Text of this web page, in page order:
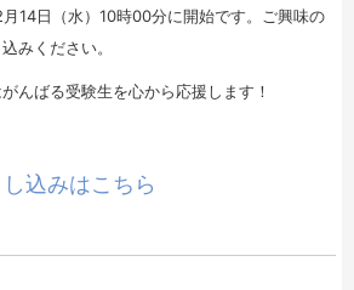
14日（水）10時00分に開始です。ご興味の
みください。
んばる受験生を心から応援します！
込みはこちら